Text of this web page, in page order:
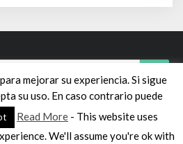
byOutstandingthemes
mejorar su experiencia. Si sigue
su uso. En caso contrario puede
Read More - This website uses
We'll assume you're ok with